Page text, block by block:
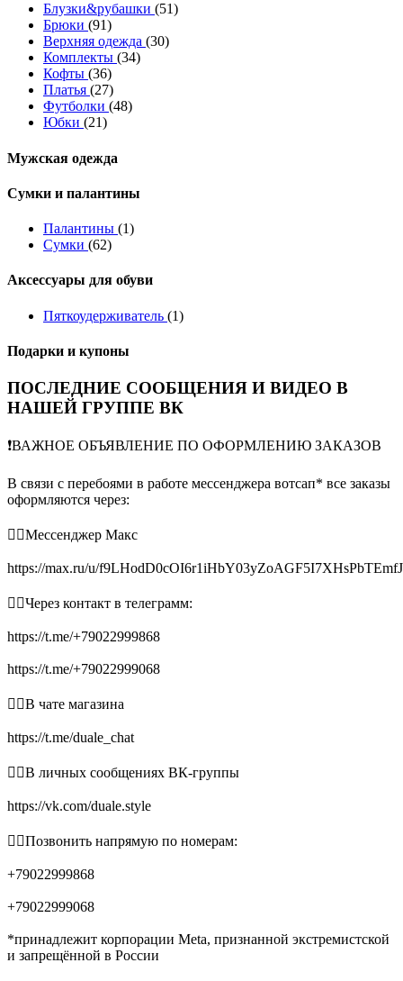
Блузки&рубашки (51)
Брюки (91)
Верхняя одежда (30)
Комплекты (34)
Кофты (36)
Платья (27)
Футболки (48)
Юбки (21)
Мужская одежда
Сумки и палантины
Палантины (1)
Сумки (62)
Аксессуары для обуви
Пяткоудерживатель (1)
Подарки и купоны
ПОСЛЕДНИЕ СООБЩЕНИЯ И ВИДЕО В
НАШЕЙ ГРУППЕ ВК
❗️ВАЖНОЕ ОБЪЯВЛЕНИЕ ПО ОФОРМЛЕНИЮ ЗАКАЗОВ
В связи с перебоями в работе мессенджера вотсап* все заказы
оформляются через:
👉🏻Мессенджер Макс
https://max.ru/u/
👉🏻Через контакт в телеграмм:
https://t.me/+79022999868
https://t.me/+79022999068
👉🏻В чате магазина
https://t.me/duale_chat
👉🏻В личных сообщениях ВК-группы
https://vk.com/duale.style
👉🏻Позвонить напрямую по номерам:
+79022999868
+79022999068
*принадлежит корпорации Meta, признанной экстремистской
и запрещённой в России